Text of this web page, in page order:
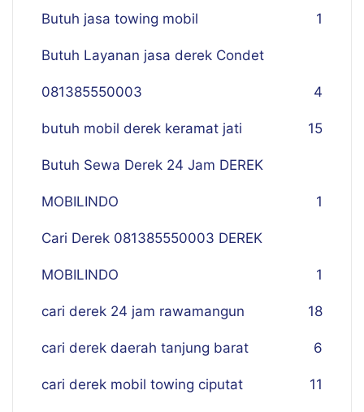
Butuh jasa towing mobil 1
Butuh Layanan jasa derek Condet
081385550003 4
butuh mobil derek keramat jati 15
Butuh Sewa Derek 24 Jam DEREK
MOBILINDO 1
Cari Derek 081385550003 DEREK
MOBILINDO 1
cari derek 24 jam rawamangun 18
cari derek daerah tanjung barat 6
cari derek mobil towing ciputat 11